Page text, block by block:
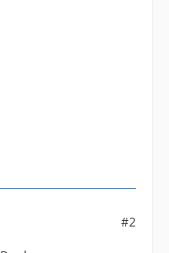
#2